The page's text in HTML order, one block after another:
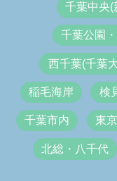
千葉中央(
千葉公園
西千葉(千葉
稲毛海岸 検
千葉市内 東
北総・八千代